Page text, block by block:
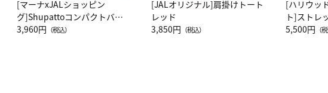
[マーナxJALショッピン
グ]Shupattoコンパクトバッ
グ Drop JAL客室乗務員
3,960円 （税込）
[JALオリジナル]肩掛けトート
レッド
3,850円 （税込）
[ハリウッ
ト]ストレ
ーネック
5,500円 （